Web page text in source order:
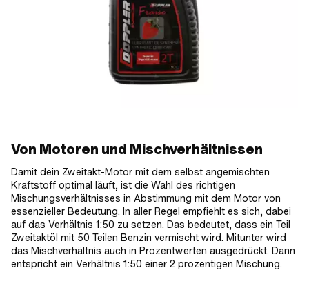
Von Motoren und Mischverhältnissen
Damit dein Zweitakt-Motor mit dem selbst angemischten
Kraftstoff optimal läuft, ist die Wahl des richtigen
Mischungsverhältnisses in Abstimmung mit dem Motor von
essenzieller Bedeutung. In aller Regel empfiehlt es sich, dabei
auf das Verhältnis 1:50 zu setzen. Das bedeutet, dass ein Teil
Zweitaktöl mit 50 Teilen Benzin vermischt wird. Mitunter wird
das Mischverhältnis auch in Prozentwerten ausgedrückt. Dann
entspricht ein Verhältnis 1:50 einer 2 prozentigen Mischung.